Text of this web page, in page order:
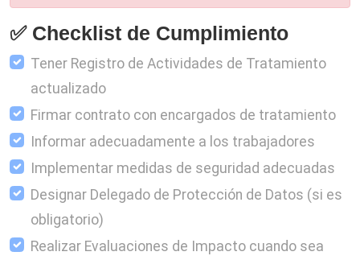
✅ Checklist de Cumplimiento
Tener Registro de Actividades de Tratamiento
actualizado
Firmar contrato con encargados de tratamiento
Informar adecuadamente a los trabajadores
Implementar medidas de seguridad adecuadas
Designar Delegado de Protección de Datos (si es
obligatorio)
Realizar Evaluaciones de Impacto cuando sea